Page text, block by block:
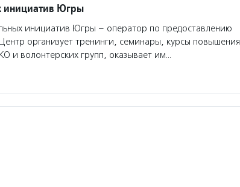
инициатив Югры
инициатив Югры – оператор по предоставлению
организует тренинги, семинары, курсы повышения
и волонтерских групп, оказывает им…